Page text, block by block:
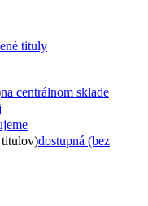
tituly
na centrálnom sklade
titulov)dostupná (bez